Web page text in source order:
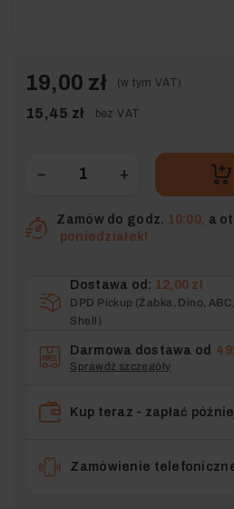
19,00 zł (w tym VAT)
15,45 zł bez VAT
− +
Zamów do godz. 10:00, a
poniedziałek!
Dostawa od: 12,00 zł
DPD Pickup (Żabka, Dino,
Shell)
Darmowa dostawa od
Sprawdź szczegóły
Kup teraz - zapłać
Zamówienie